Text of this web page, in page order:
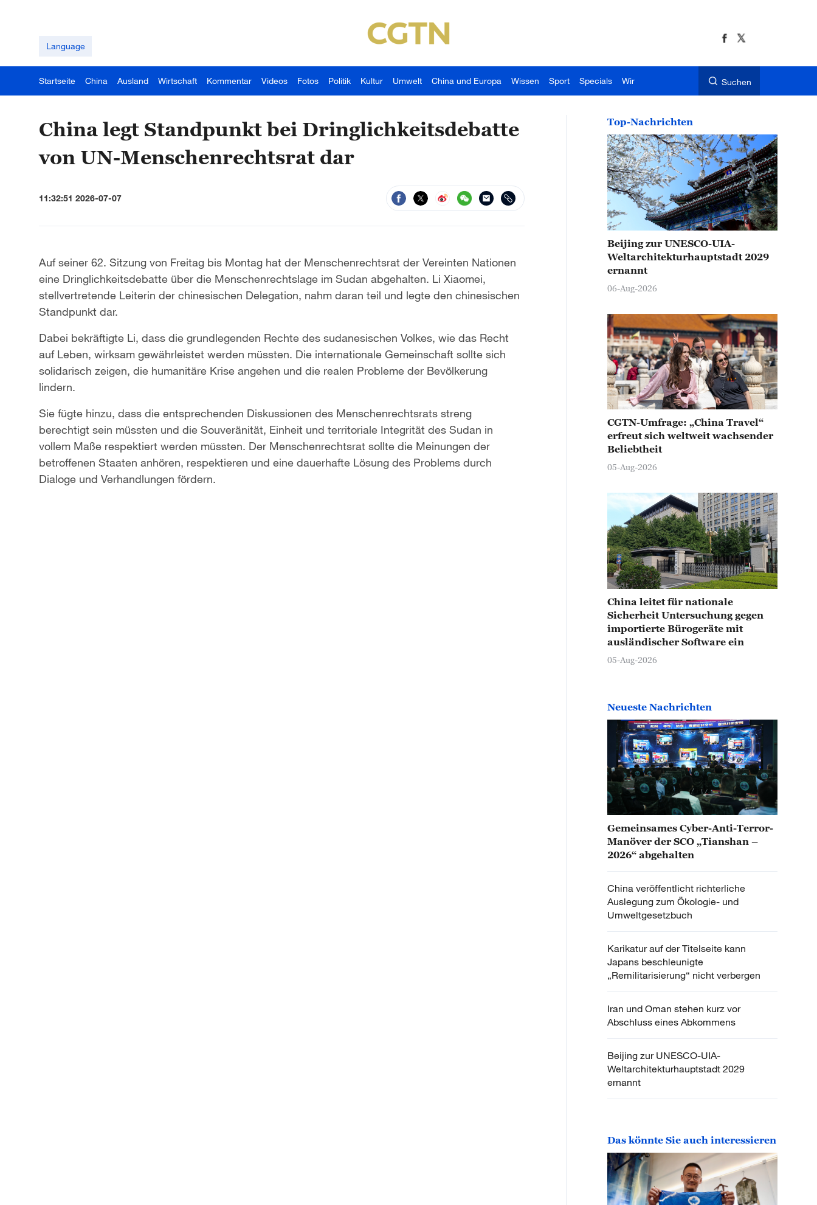
Language
Startseite China Ausland Wirtschaft Kommentar Videos Fotos Politik Kultur Umwelt China und Europa Wissen Sport Specials Wir Suchen
China legt Standpunkt bei Dringlichkeitsdebatte
von UN-Menschenrechtsrat dar
11:32:51 2026-07-07
Auf seiner 62. Sitzung von Freitag bis Montag hat der Menschenrechtsrat der Vereinten Nationen
eine Dringlichkeitsdebatte über die Menschenrechtslage im Sudan abgehalten. Li Xiaomei,
stellvertretende Leiterin der chinesischen Delegation, nahm daran teil und legte den chinesischen
Standpunkt dar.
Dabei bekräftigte Li, dass die grundlegenden Rechte des sudanesischen Volkes, wie das Recht
auf Leben, wirksam gewährleistet werden müssten. Die internationale Gemeinschaft sollte sich
solidarisch zeigen, die humanitäre Krise angehen und die realen Probleme der Bevölkerung
lindern.
Sie fügte hinzu, dass die entsprechenden Diskussionen des Menschenrechtsrats streng
berechtigt sein müssten und die Souveränität, Einheit und territoriale Integrität des Sudan in
vollem Maße respektiert werden müssten. Der Menschenrechtsrat sollte die Meinungen der
betroffenen Staaten anhören, respektieren und eine dauerhafte Lösung des Problems durch
Dialoge und Verhandlungen fördern.
Top-Nachrichten
Beijing zur UNESCO-UIA-
Weltarchitekturhauptstadt 2029
ernannt
06-Aug-2026
CGTN-Umfrage: „China Travel“
erfreut sich weltweit wachsender
Beliebtheit
05-Aug-2026
China leitet für nationale
Sicherheit Untersuchung gegen
importierte Bürogeräte mit
ausländischer Software ein
05-Aug-2026
Neueste Nachrichten
Gemeinsames Cyber-Anti-Terror-
Manöver der SCO „Tianshan –
2026“ abgehalten
China veröffentlicht richterliche
Auslegung zum Ökologie- und
Umweltgesetzbuch
Karikatur auf der Titelseite kann
Japans beschleunigte
„Remilitarisierung“ nicht verbergen
Iran und Oman stehen kurz vor
Abschluss eines Abkommens
Beijing zur UNESCO-UIA-
Weltarchitekturhauptstadt 2029
ernannt
Das könnte Sie auch interessieren